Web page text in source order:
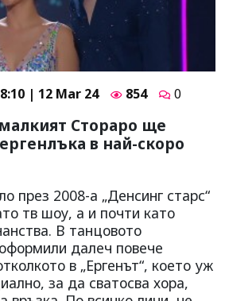
| 12 Mar 24 854 0
Стораро ще
в най-скоро
през 2008-а „Денсинг старс“
тв шоу, а и почти като
В танцовото
далеч повече
в „Ергенът“, което уж
за да сватосва хора,